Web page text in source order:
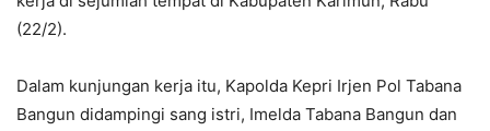
(22/2).
Dalam kunjungan kerja itu, Kapolda Kepri Irjen Pol Tabana
Bangun didampingi sang istri, Imelda Tabana Bangun dan